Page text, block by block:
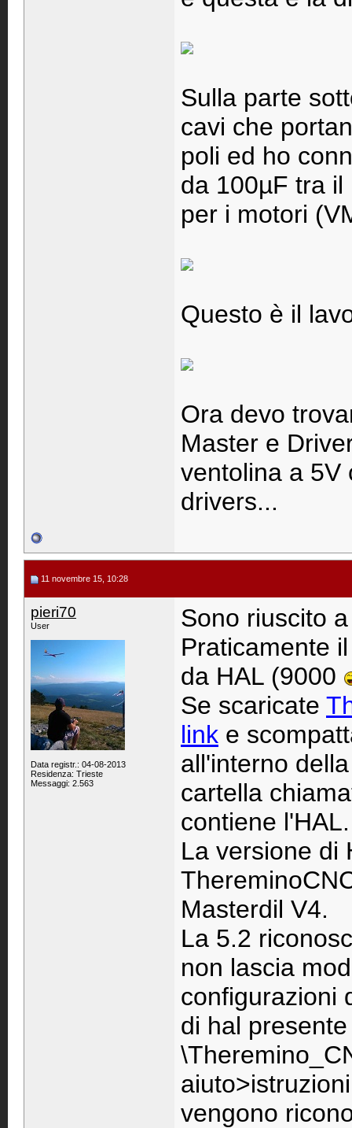
Sulla parte
cavi che
poli ed ho
da 100µF tra
per i motori
Questo è il
Ora devo
Master e
ventolina a 5V
drivers...
11 novembre 15, 10:28
pieri70
User
Data registr.: 04-08-2013
Residenza: Trieste
Messaggi: 2.563
Sono riuscito
Praticamente
da HAL (9000
Se scaricate
link e
all'interno
cartella
contiene l'HAL.
La versione di
Masterdil V4.
La 5.2
non lascia
configurazioni
di hal
vengono